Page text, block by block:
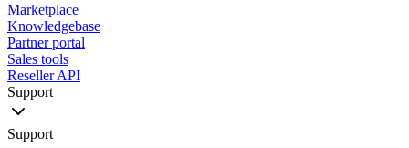
Marketplace
Knowledgebase
Partner portal
Sales tools
Reseller API
Support
Support